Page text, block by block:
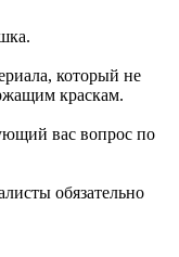
который не
краскам.
вас вопрос по
обязательно